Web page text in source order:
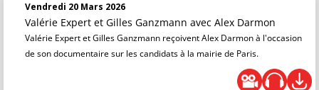
Vendredi 20 Mars 2026
Valérie Expert et Gilles Ganzmann avec Alex Darmon
Valérie Expert et Gilles Ganzmann reçoivent Alex Darmon à l'occasion
de son documentaire sur les candidats à la mairie de Paris.